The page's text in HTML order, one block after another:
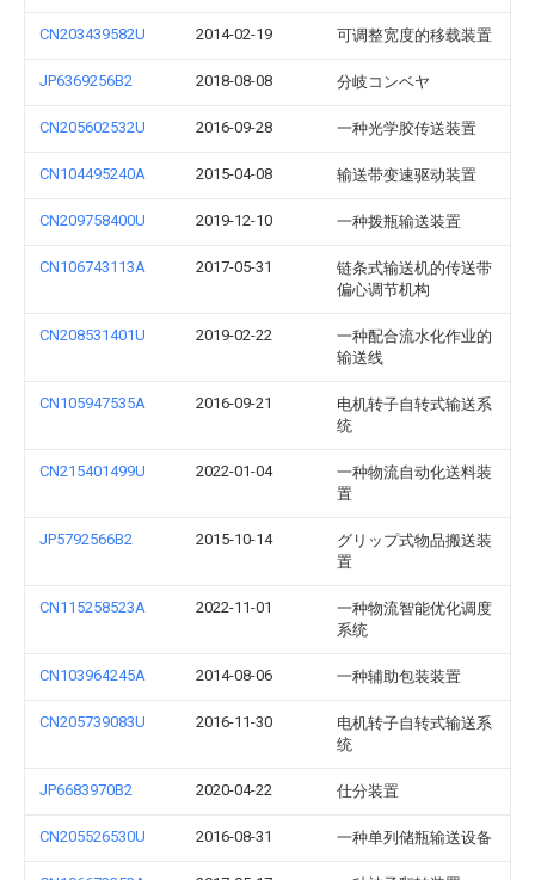
CN203439582U 2014-02-19 可调整宽度的移载装置
JP6369256B2 2018-08-08 分岐コンベヤ
CN205602532U 2016-09-28 一种光学胶传送装置
CN104495240A 2015-04-08 输送带变速驱动装置
CN209758400U 2019-12-10 一种拨瓶输送装置
CN106743113A 2017-05-31
链条式输送机的传送带
偏心调节机构
CN208531401U 2019-02-22
一种配合流水化作业的
输送线
CN105947535A 2016-09-21
电机转子自转式输送系
统
CN215401499U 2022-01-04
一种物流自动化送料装
置
JP5792566B2 2015-10-14
グリップ式物品搬送装
置
CN115258523A 2022-11-01
一种物流智能优化调度
系统
CN103964245A 2014-08-06 一种辅助包装装置
CN205739083U 2016-11-30
电机转子自转式输送系
统
JP6683970B2 2020-04-22 仕分装置
CN205526530U 2016-08-31 一种单列储瓶输送设备